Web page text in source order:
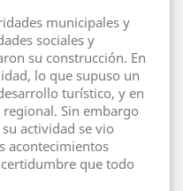
municipales y
sociales y
su construcción. En
lo que supuso un
turístico, y en
Sin embargo
actividad se vio
acontecimientos
que todo